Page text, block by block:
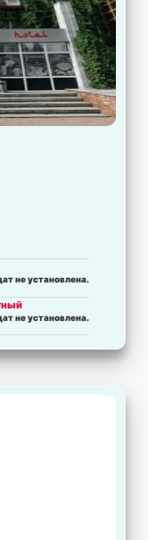
не установлена.
не установлена.